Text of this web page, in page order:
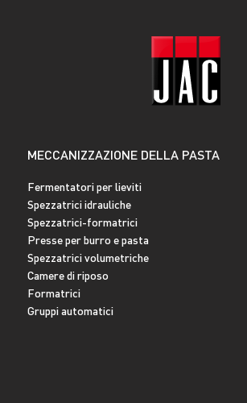
MECCANIZZAZIONE DELLA PASTA
Fermentatori per lieviti
Spezzatrici idrauliche
Spezzatrici-formatrici
Presse per burro e pasta
Spezzatrici volumetriche
Camere di riposo
Formatrici
Gruppi automatici